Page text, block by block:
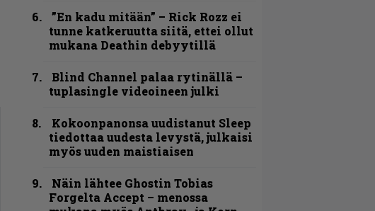
”En kadu mitään” – Rick Rozz ei
tunne katkeruutta siitä, ettei ollut
mukana Deathin debyytillä
Blind Channel palaa rytinällä –
tuplasingle videoineen julki
Kokoonpanonsa uudistanut Sleep
tiedottaa uudesta levystä, julkaisi
myös uuden maistiaisen
Näin lähtee Ghostin Tobias
Forgelta Accept – menossa